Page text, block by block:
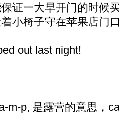
证一大早开门的时候
小椅子守在苹果店门
out last night!
m-p, 是露营的意思，